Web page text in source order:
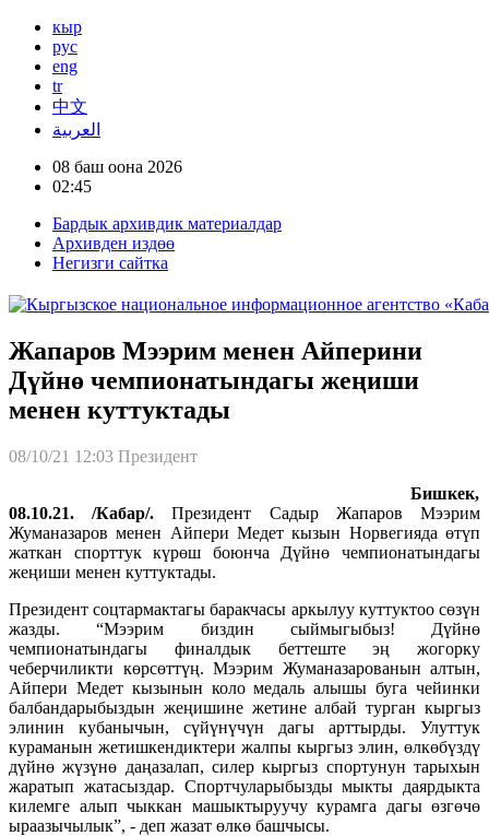
кыр
рус
eng
tr
中文
العربية
08 баш оона 2026
02:45
Бардык архивдик материалдар
Архивден издөө
Негизги сайтка
Жапаров Мээрим менен Айперини
Дүйнө чемпионатындагы жеңиши
менен куттуктады
08/10/21 12:03 Президент
Бишкек,
08.10.21. /Кабар/.Президент
Садыр Жапаров Мээрим
Жуманазаров менен Айпери Медет кызын Норвегияда өтүп
жаткан спорттук күрөш боюнча Дүйнө чемпионатындагы
жеңиши менен куттуктады.
Президент соцтармактагы баракчасы аркылуу куттуктоо сөзүн
жазды. “Мээрим биздин сыймыгыбыз! Дүйнө
чемпионатындагы финалдык беттеште эң жогорку
чеберчиликти көрсөттүң. Мээрим Жуманазарованын алтын,
Айпери Медет кызынын коло медаль алышы буга чейинки
балбандарыбыздын жеңишине жетине албай турган кыргыз
элинин кубанычын, сүйүнүчүн дагы арттырды. Улуттук
кураманын жетишкендиктери жалпы кыргыз элин, өлкөбүздү
дүйнө жүзүнө даңазалап, силер кыргыз спортунун тарыхын
жаратып жатасыздар. Спортчуларыбызды мыкты даярдыкта
килемге алып чыккан машыктыруучу курамга дагы өзгөчө
ыраазычылык”, - деп жазат өлкө башчысы.